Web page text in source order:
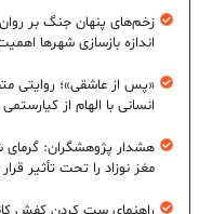
زخم‌های پنهان جنگ بر
اندازه بازسازی شهرها
«پس از عاشقی»؛ روایتی
انسانی با الهام از کیارستمی
هشدار پژوهشگران: گرمای
مغز نوزاد را تحت تأثیر